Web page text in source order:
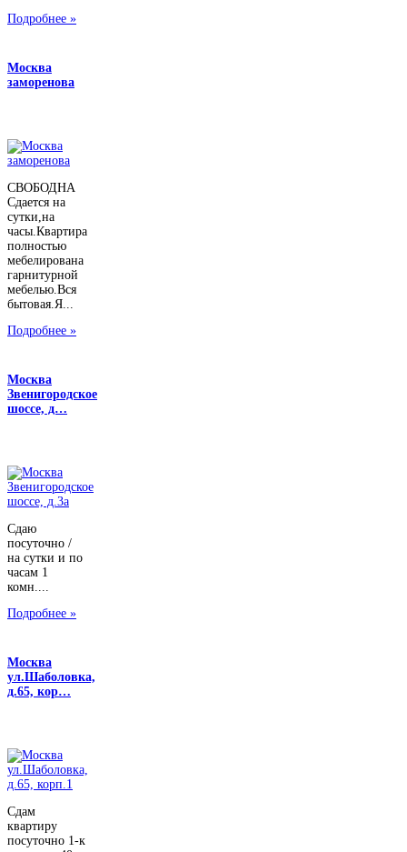
Подробнее »
Москва
заморенова
СВОБОДНА
Сдается на
сутки,на
часы.Квартира
полностью
мебелирована
гарнитурной
мебелью.Вся
бытовая.Я...
Подробнее »
Москва
Звенигородское
шоссе, д…
Сдаю
посуточно /
на сутки и по
часам 1
комн....
Подробнее »
Москва
ул.Шаболовка,
д.65, кор…
Сдам
квартиру
посуточно 1-к